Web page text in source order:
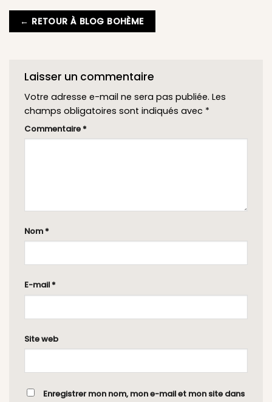
← RETOUR À BLOG BOHÈME
Laisser un commentaire
Votre adresse e-mail ne sera pas publiée. Les
champs obligatoires sont indiqués avec *
Commentaire *
Nom *
E-mail *
Site web
Enregistrer mon nom, mon e-mail et mon site dans